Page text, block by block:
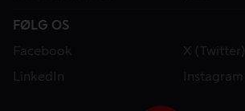
FØLG OS
Facebook
X (Twitter)
LinkedIn
Instagram